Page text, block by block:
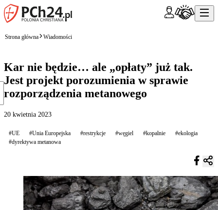
Strona główna Wiadomości
Kar nie będzie… ale „opłaty” już tak.
Jest projekt porozumienia w sprawie
rozporządzenia metanowego
20 kwietnia 2023
#UE #Unia Europejska #restrykcje #węgiel #kopalnie
#ekologia
#dyrektywa metanowa